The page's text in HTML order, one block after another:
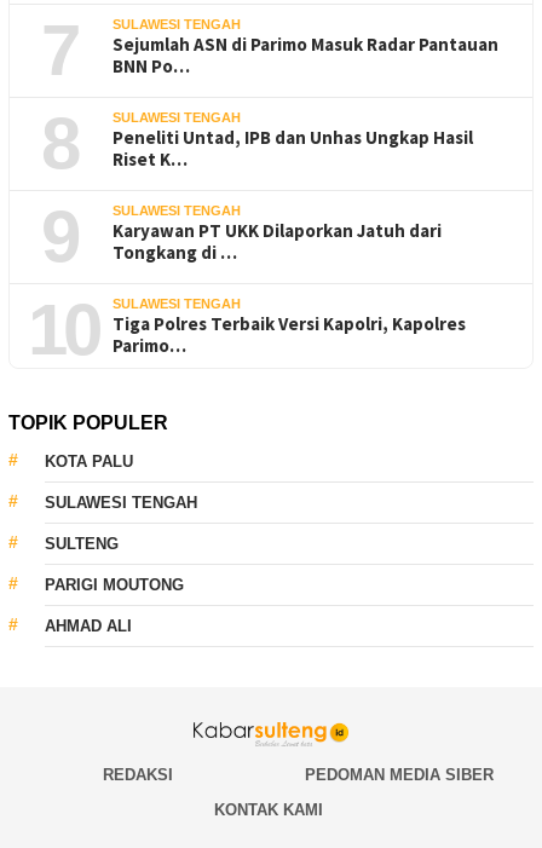
7 SULAWESI TENGAH
Sejumlah ASN di Parimo Masuk Radar Pantauan
BNN Po…
8 SULAWESI TENGAH
Peneliti Untad, IPB dan Unhas Ungkap Hasil
Riset K…
9 SULAWESI TENGAH
Karyawan PT UKK Dilaporkan Jatuh dari
Tongkang di …
10 SULAWESI TENGAH
Tiga Polres Terbaik Versi Kapolri, Kapolres
Parimo…
TOPIK POPULER
KOTA PALU
SULAWESI TENGAH
SULTENG
PARIGI MOUTONG
AHMAD ALI
REDAKSI
PEDOMAN MEDIA SIBER
KONTAK KAMI